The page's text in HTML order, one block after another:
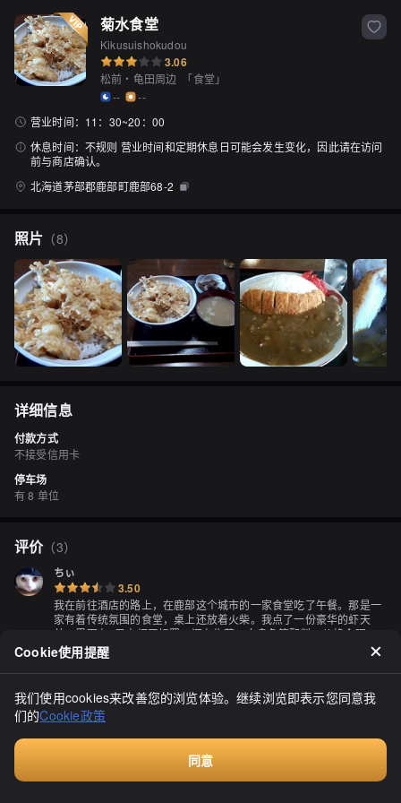
菊水食堂
Kikusuishokudou
3.06
松前・龟田周边 「食堂 」
--
--
营业时间： 11：30~20：00
休息时间： 不规则 营业时间和定期休息日可能会发生变化，因此请在访问
前与商店确认。
北海道茅部郡鹿部町鹿部68-2
照片 （8）
详细信息
付款方式
不接受信用卡
停车场
有 8 单位
评价（3）
ちぃ
3.50
我在前往酒店的路上，在鹿部这个城市的一家食堂吃了午餐。那是一
家有着传统氛围的食堂，桌上还放着火柴。我点了一份豪华的虾天
丼，里面有3只大虾天妇罗，还有牛蒡、白身鱼等配料。价格合理，
味道美味，非常满足。
显示全部
3.80
Cookie使用提醒
我们使用cookies来改善您的浏览体验。继续浏览即表示您同意我
们的Cookie政策
同意